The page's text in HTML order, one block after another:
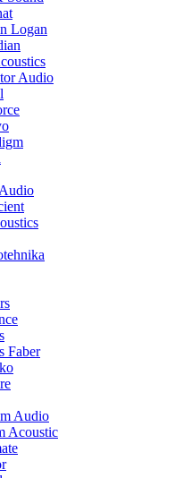
Logan
Audio
Faber
Audio
Acoustic